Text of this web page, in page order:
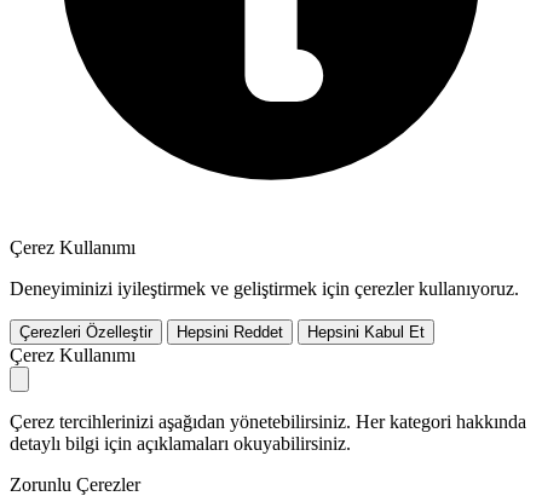
Çerez Kullanımı
Deneyiminizi iyileştirmek ve geliştirmek için çerezler kullanıyoruz.
Çerezleri Özelleştir Hepsini Reddet Hepsini Kabul Et
Çerez Kullanımı
Çerez tercihlerinizi aşağıdan yönetebilirsiniz. Her kategori hakkında
detaylı bilgi için açıklamaları okuyabilirsiniz.
Zorunlu Çerezler